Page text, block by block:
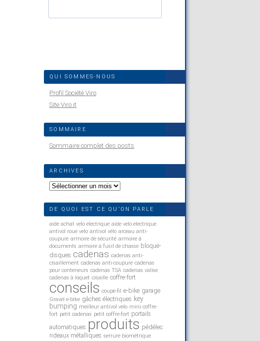
QUI SOMMES-NOUS
Profil Société Viro
Site Viro.it
SOMMAIRE
Sommaire complet des posts
ARCHIVES
Archives
DE QUOI EST CE QU’ON PARLE
aide achat velo electrique aide velo electrique
antivol roue velo antivol vélo arceau anti-
coupure armoire de sécurité armoire à
documents armoire à fusil de chasse bloque-
disques cadenas cadenas anti-
cisaillement cadenas anti-coupure cadenas
pour conteneurs cadenas TSA cadenas valise
cadenas à loquet cisaille coffre-fort
conseils coupe-fil e-bike garage
Gravel e-bike gâches électriques key
bumping meilleur antivol velo mini coffre-
fort petit cadenas petit coffre-fort portails
automatiques produits pédélec
rideaux métalliques serrure biométrique